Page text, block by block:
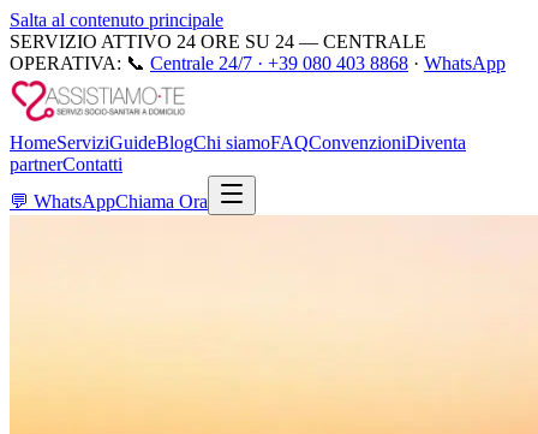
Salta al contenuto principale
SERVIZIO ATTIVO 24 ORE SU 24 — CENTRALE
OPERATIVA: 📞 Centrale 24/7 · +39 080 403 8868 · WhatsApp
HomeServiziGuideBlogChi siamoFAQConvenzioniDiventa
partnerContatti
💬 WhatsAppChiama Ora